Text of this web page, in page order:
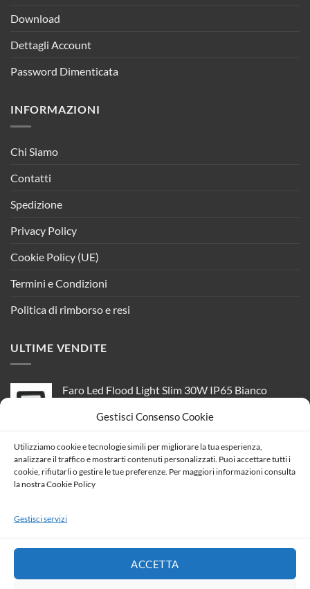
Gestisci Consenso Cookie
Utilizziamo cookie e tecnologie simili per migliorare la tua esperienza,
analizzare il traffico e mostrarti contenuti personalizzati. Puoi accettare tutti i
cookie, rifiutarli o gestire le tue preferenze. Per maggiori informazioni consulta
la nostra Cookie Policy
Gestisci servizi
ACCETTA
Download
Dettagli Account
Password Dimenticata
INFORMAZIONI
Chi Siamo
Contatti
Spedizione
Privacy Policy
Cookie Policy (UE)
Termini e Condizioni
Politica di rimborso e resi
ULTIME VENDITE
Faro Led Flood Light Slim 30W IP65 Bianco
CL1918
prezzo
originale
era:
prezzo
attuale
è:
Kit Freccia Laterale a Led Side Marker Lente Nero
Fume Luce Arancione Per Ford Focus MKI
Mondeo MK3 1065645
era:
11,01 €.
è:
9,75 €.
Posti/Moduli 502 Compatibile Con Vimar Arke,
14 Colori Disponibili (Nero)
1,66€ Il
1,47€Il